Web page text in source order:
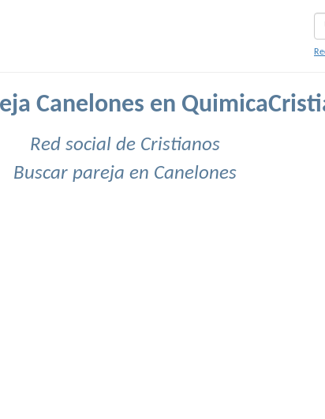
Canelones en
Red social de Cristianos
Buscar pareja en Canelones